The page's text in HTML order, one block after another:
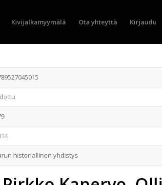
Kivijalkamyymälä Ota yhteyttä Kirjaudu
historiallinen yhdistys